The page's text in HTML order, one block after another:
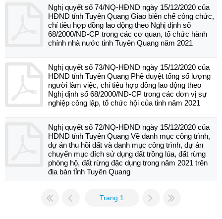
Nghị quyết số 74/NQ-HĐND ngày 15/12/2020 của
HĐND tỉnh Tuyên Quang Giao biên chế công chức,
chỉ tiêu hợp đồng lao động theo Nghị định số
68/2000/NĐ-CP trong các cơ quan, tổ chức hành
chính nhà nước tỉnh Tuyên Quang năm 2021
Nghị quyết số 73/NQ-HĐND ngày 15/12/2020 của
HĐND tỉnh Tuyên Quang Phê duyệt tổng số lượng
người làm việc, chỉ tiêu hợp đồng lao động theo
Nghị định số 68/2000/NĐ-CP trong các đơn vị sự
nghiệp công lập, tổ chức hội của tỉnh năm 2021
Nghị quyết số 72/NQ-HĐND ngày 15/12/2020 của
HĐND tỉnh Tuyên Quang Về danh mục công trình,
dự án thu hồi đất và danh mục công trình, dự án
chuyển mục đích sử dụng đất trồng lúa, đất rừng
phòng hộ, đất rừng đặc dụng trong năm 2021 trên
địa bàn tỉnh Tuyên Quang
Trang 1